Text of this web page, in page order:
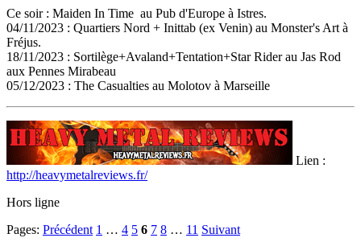
Ce soir : Maiden In Time au Pub d'Europe à Istres.
04/11/2023 : Quartiers Nord + Inittab (ex Venin) au Monster's Art à
Fréjus.
18/11/2023 : Sortilège+Avaland+Tentation+Star Rider au Jas Rod
aux Pennes Mirabeau
05/12/2023 : The Casualties au Molotov à Marseille
Lien :
http://heavymetalreviews.fr/
Hors ligne
Pages: Précédent 1 … 4 5 6 7 8 … 11 Suivant